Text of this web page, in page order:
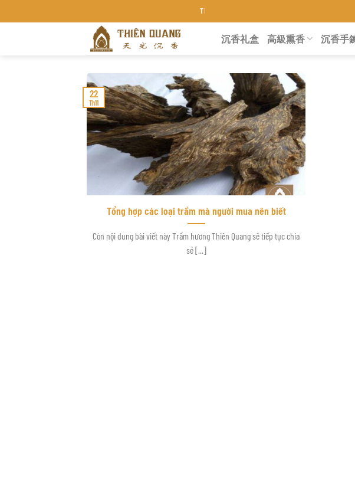
đến
TRẦM HƯƠNG THIÊN QUANG KHÁNH HÒA
沉香礼盒 高級熏香 沉香手
Tổng hợp các loại trầm mà người mua nên biết
Còn nội dung bài viết này Trầm hương Thiên Quang sẽ tiếp tục chia
sẻ [...]
22
Th11